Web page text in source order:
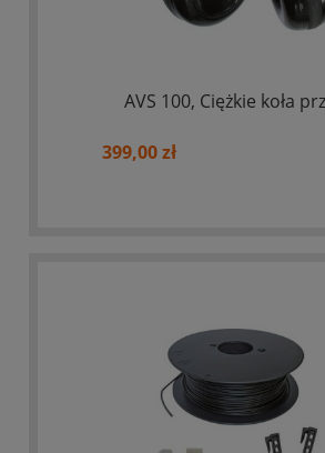
AVS 100, Ciężkie koła
399,00 zł